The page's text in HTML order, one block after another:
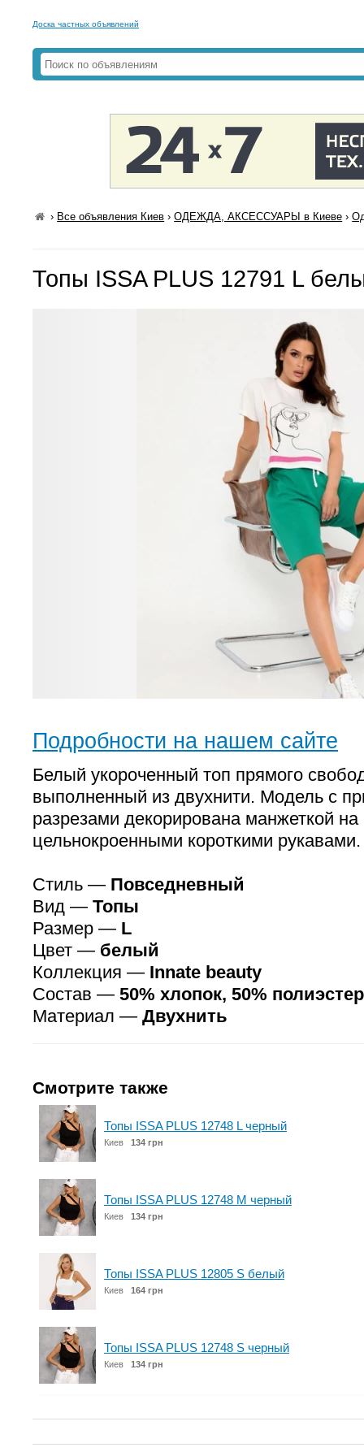
Доска частных объявлений
› Все объявления Киев ›ОДЕЖДА, АКСЕССУАРЫ в Киеве ›
Топы ISSA PLUS 12791 L
Подробности на нашем сайте
Белый укороченный топ прямого
выполненный из двухнити. Модель с
разрезами декорирована манжеткой на
цельнокроенными короткими рукавами.
Стиль — Повседневный
Вид — Топы
Размер — L
Цвет — белый
Коллекция — Innate beauty
Состав — 50% хлопок, 50% полиэстер
Материал — Двухнить
Смотрите также
Топы ISSA PLUS 12748 L черный
Киев 134 грн
Топы ISSA PLUS 12748 M черный
Киев 134 грн
Топы ISSA PLUS 12805 S белый
Киев 164 грн
Топы ISSA PLUS 12748 S черный
Киев 134 грн